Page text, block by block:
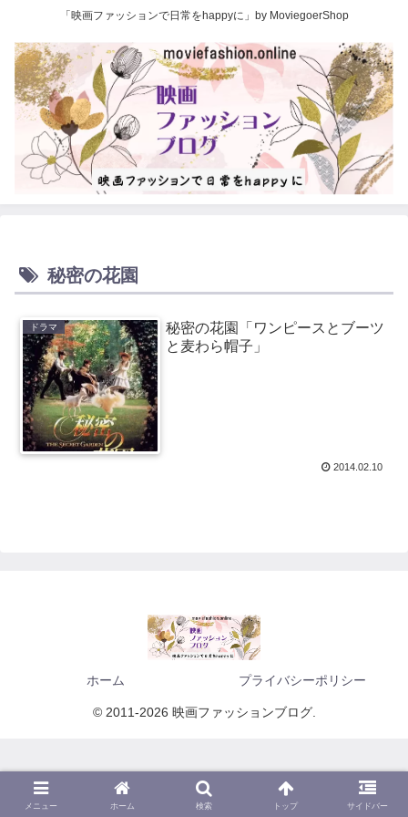
「映画ファッションで日常をhappyに」by MoviegoerShop
秘密の花園
ドラマ
秘密の花園「ワンピースとブーツ
と麦わら帽子」
2014.02.10
ホーム プライバシーポリシー
© 2011-2026 映画ファッションブログ.
メニュー ホーム 検索 トップ サイドバー